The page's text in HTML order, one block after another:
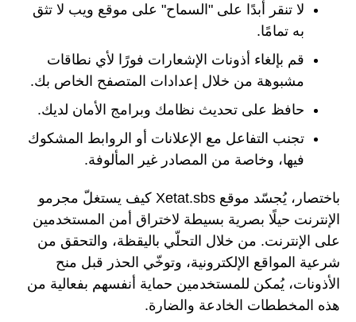
لا تنقر أبدًا على "السماح" على موقع ويب لا تثق
به تمامًا.
قم بإلغاء أذونات الإشعارات فورًا لأي نطاقات
مشبوهة من خلال إعدادات المتصفح الخاص بك.
حافظ على تحديث نظامك وبرامج الأمان لديك.
تجنب التفاعل مع الإعلانات أو الروابط المشكوك
فيها، وخاصة من المصادر غير المألوفة.
باختصار، يُجسّد موقع Xetat.sbs كيف يستغلّ مجرمو
الإنترنت حيلًا بصرية بسيطة لاختراق أمن المستخدمين
على الإنترنت. من خلال التحلّي باليقظة، والتحقق من
شرعية المواقع الإلكترونية، وتوخّي الحذر قبل منح
الأذونات، يُمكن للمستخدمين حماية أنفسهم بفعالية من
هذه المخططات الخادعة والضارة.